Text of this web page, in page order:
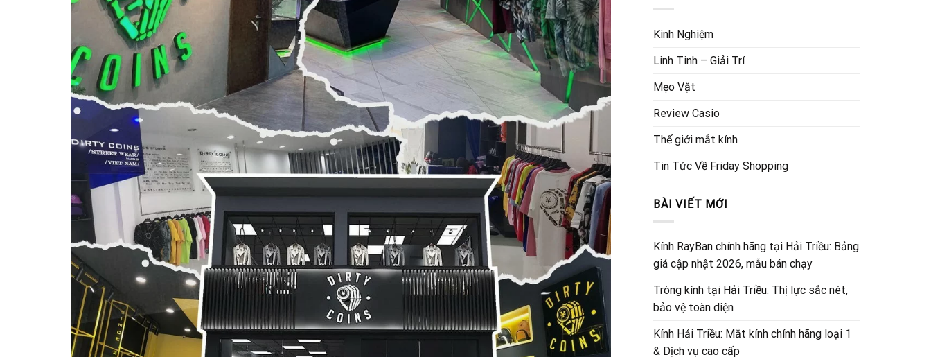
Kinh Nghiệm
Linh Tinh – Giải Trí
Mẹo Vặt
Review Casio
Thế giới mắt kính
Tin Tức Về Friday Shopping
BÀI VIẾT MỚI
Kính RayBan chính hãng tại Hải Triều: Bảng
giá cập nhật 2026, mẫu bán chạy
Tròng kính tại Hải Triều: Thị lực sắc nét,
bảo vệ toàn diện
Kính Hải Triều: Mắt kính chính hãng loại 1
& Dịch vụ cao cấp